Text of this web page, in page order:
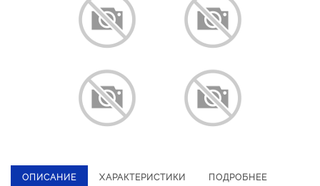
ОПИСАНИЕ ХАРАКТЕРИСТИКИ ПОДРОБНЕЕ